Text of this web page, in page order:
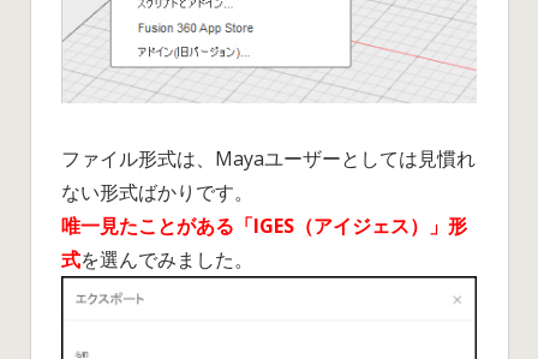
ファイル形式は、Mayaユーザーとしては見慣れ
ない形式ばかりです。
唯一見たことがある「IGES（アイジェス）」形
式を選んでみました。